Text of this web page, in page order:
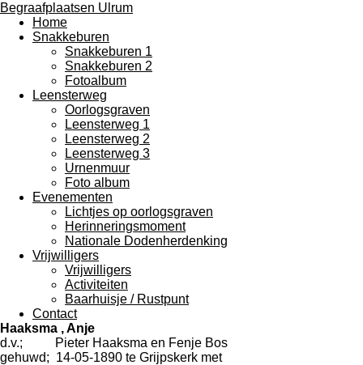
Begraafplaatsen Ulrum
Home
Snakkeburen
Snakkeburen 1
Snakkeburen 2
Fotoalbum
Leensterweg
Oorlogsgraven
Leensterweg 1
Leensterweg 2
Leensterweg 3
Urnenmuur
Foto album
Evenementen
Lichtjes op oorlogsgraven
Herinneringsmoment
Nationale Dodenherdenking
Vrijwilligers
Vrijwilligers
Activiteiten
Baarhuisje / Rustpunt
Contact
Haaksma , Anje
d.v.; Pieter Haaksma en Fenje Bos
gehuwd; 14-05-1890 te Grijpskerk met